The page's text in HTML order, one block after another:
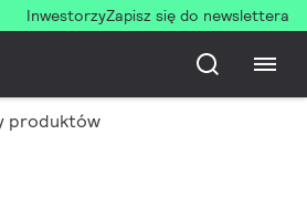
InwestorzyZapisz się do newslettera
produktów